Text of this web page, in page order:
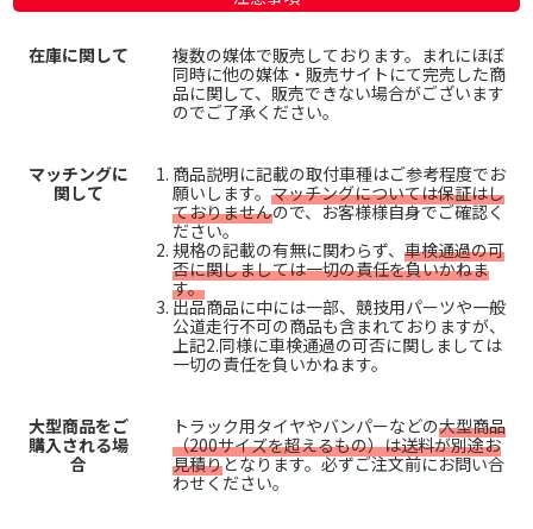
在庫に関して
複数の媒体で販売しております。まれにほぼ
同時に他の媒体・販売サイトにて完売した商
品に関して、販売できない場合がございます
のでご了承ください。
マッチングに
関して
商品説明に記載の取付車種はご参考程度でお
願いします。 マッチングについては保証はし
ておりませんので、お客様様自身でご確認く
ださい。
規格の記載の有無に関わらず、 車検通過の可
否に関しましては一切の責任を負いかねま
す。
出品商品に中には一部、競技用パーツや一般
公道走行不可の商品も含まれておりますが、
上記2.同様に車検通過の可否に関しましては
一切の責任を負いかねます。
大型商品をご
購入される場
合
トラック用タイヤやバンパーなどの大型商品
（200サイズを超えるもの）は送料が別途お
見積りとなります。必ずご注文前にお問い合
わせください。